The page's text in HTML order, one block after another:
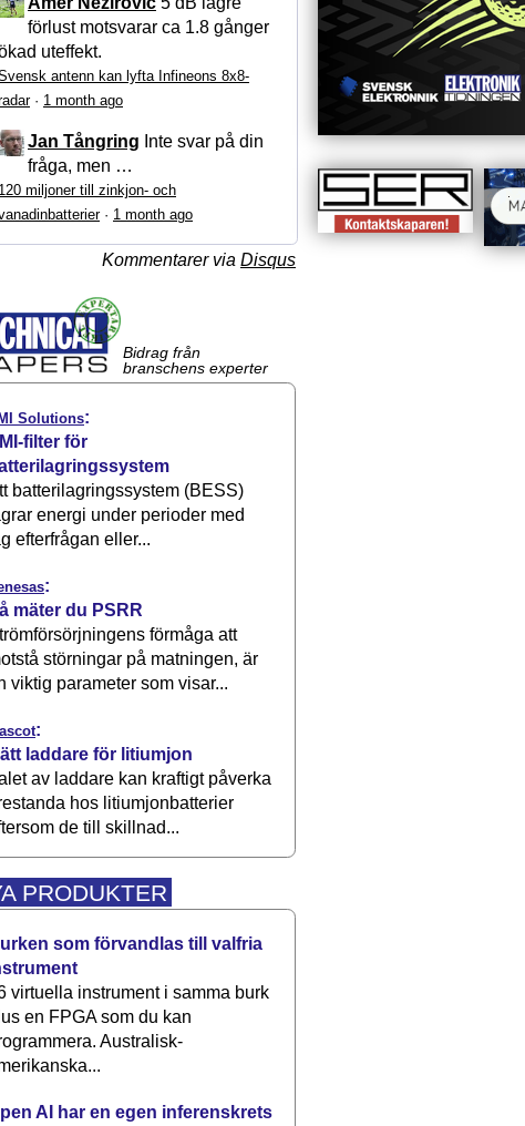
förlust motsvarar ca 1.8 gånger
uteffekt.
antenn kan lyfta Infineons 8x8-
· 1 month ago
Jan Tångring Inte svar på din
fråga, men …
120 miljoner till zinkjon- och
· 1 month ago
Kommentarer via Disqus
Bidrag från
branschens experter
Solutions:
filter för
batterilagringssystem (BESS)
energi under perioder med
efterfrågan eller...
:
mäter du PSRR
förmåga att
störningar på matningen, är
viktig parameter som visar...
:
laddare för litiumjon
av laddare kan kraftigt påverka
hos litiumjonbatterier
de till skillnad...
PRODUKTER
som förvandlas till valfria
virtuella instrument i samma burk
en FPGA som du kan
Australisk-
AI har en egen inferenskrets